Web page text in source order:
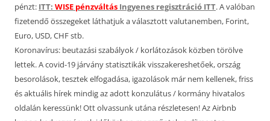
pénzt: ITT: WISE pénzváltás Ingyenes regisztráció ITT. A valóban
fizetendő összegeket láthatjuk a választott valutanemben, Forint,
Euro, USD, CHF stb.
Koronavírus: beutazási szabályok / korlátozások közben törölve
lettek. A covid-19 járvány statisztikák visszakereshetőek, ország
besorolások, tesztek elfogadása, igazolások már nem kellenek, friss
és aktuális hírek mindig az adott konzulátus / kormány hivatalos
oldalán keressünk! Ott olvassunk utána részletesen! Az Airbnb